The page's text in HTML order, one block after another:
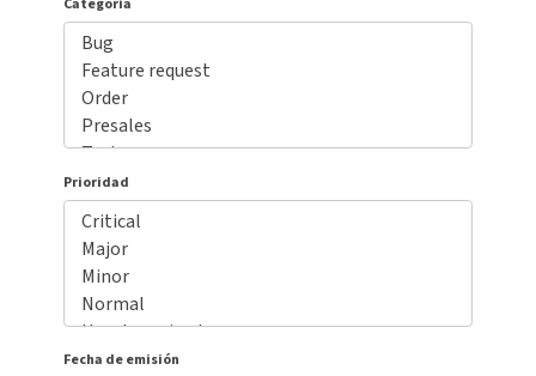
Categoría
Prioridad
Fecha de emisión